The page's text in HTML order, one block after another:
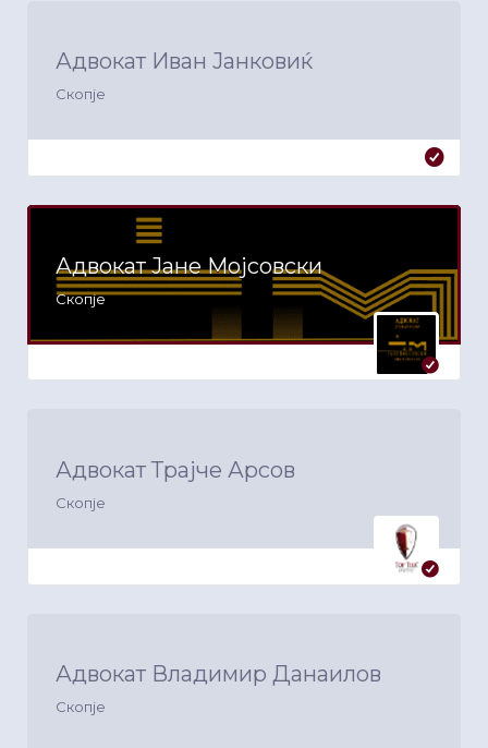
Адвокат Иван Јанковиќ
Скопје
Адвокат Јане Мојсовски
Скопје
Адвокат Трајче Арсов
Скопје
Адвокат Владимир Данаилов
Скопје